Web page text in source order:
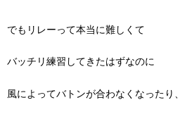
でもリレーって本当に難しくて
バッチリ練習してきたはずなのに
風によってバトンが合わなくなったり、